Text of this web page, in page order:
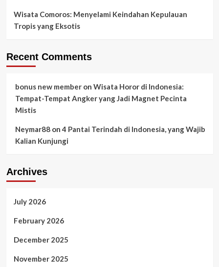
Wisata Comoros: Menyelami Keindahan Kepulauan
Tropis yang Eksotis
Recent Comments
bonus new memberon Wisata Horor di Indonesia:
Tempat-Tempat Angker yang Jadi Magnet Pecinta
Mistis
Neymar88on4 Pantai Terindah di Indonesia, yang Wajib
Kalian Kunjungi
Archives
July 2026
February 2026
December 2025
November 2025